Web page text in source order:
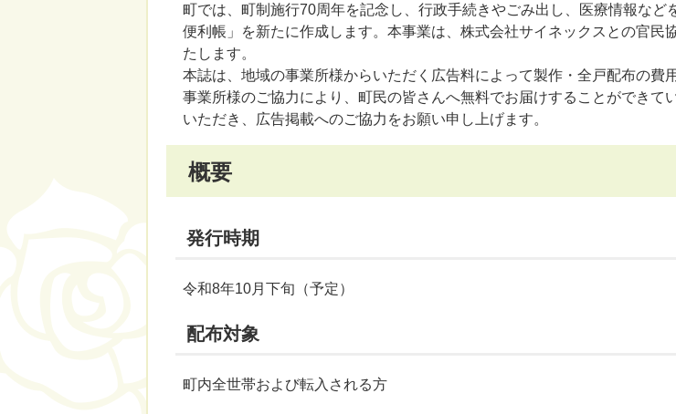
町では、町制施行70周年を記念し、行政手続きやごみ出し、医療情報など
便利帳」を新たに作成します。本事業は、株式会社サイネックスとの官民
たします。
本誌は、地域の事業所様からいただく広告料によって製作・全戸配布の費
事業所様のご協力により、町民の皆さんへ無料でお届けすることができて
いただき、広告掲載へのご協力をお願い申し上げます。
概要
発行時期
令和8年10月下旬（予定）
配布対象
町内全世帯および転入される方